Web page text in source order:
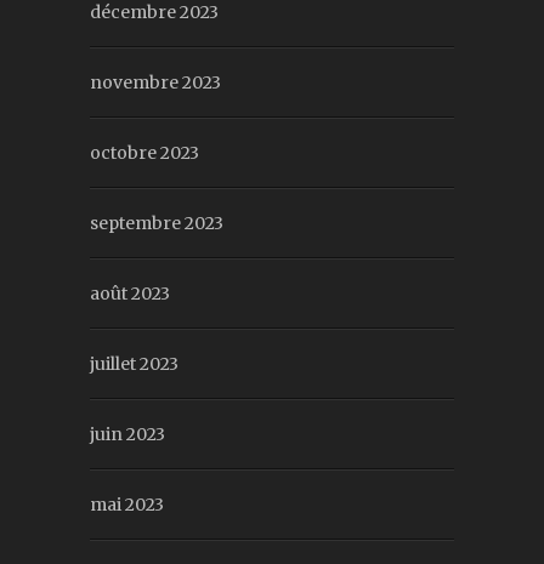
décembre 2023
novembre 2023
octobre 2023
septembre 2023
août 2023
juillet 2023
juin 2023
mai 2023